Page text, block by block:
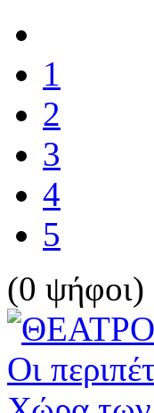
1
2
3
4
5
(0 ψήφοι)